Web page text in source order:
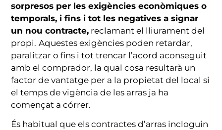
sorpresos per les exigències econòmiques o
temporals, i fins i tot les negatives a signar
un nou contracte, reclamant el lliurament del
propi. Aquestes exigències poden retardar,
paralitzar o fins i tot trencar l’acord aconseguit
amb el comprador, la qual cosa resultarà un
factor de vantatge per a la propietat del local si
el temps de vigència de les arras ja ha
començat a córrer.
És habitual que els contractes d’arras incloguin